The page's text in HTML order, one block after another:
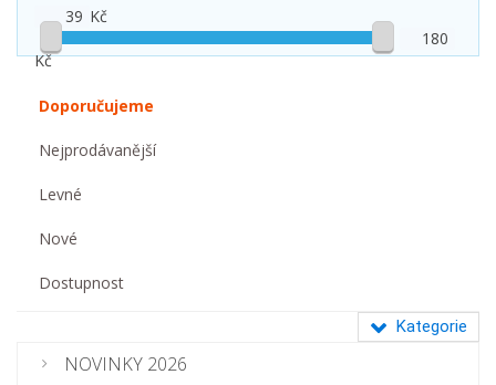
Kč
Kč
Doporučujeme
Nejprodávanější
Levné
Nové
Dostupnost
Kategorie
NOVINKY 2026